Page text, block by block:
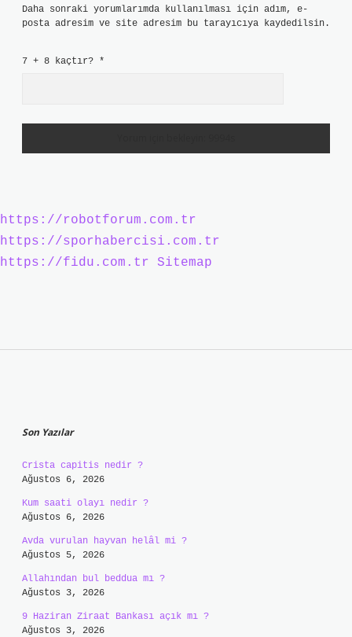
Daha sonraki yorumlarımda kullanılması için adım, e-
posta adresim ve site adresim bu tarayıcıya kaydedilsin.
7 + 8 kaçtır? *
https://robotforum.com.tr
https://sporhabercisi.com.tr
https://fidu.com.tr
Sitemap
Son Yazılar
Crista capitis nedir ?
Ağustos 6, 2026
Kum saati olayı nedir ?
Ağustos 6, 2026
Avda vurulan hayvan helâl mi ?
Ağustos 5, 2026
Allahından bul beddua mı ?
Ağustos 3, 2026
9 Haziran Ziraat Bankası açık mı ?
Ağustos 3, 2026